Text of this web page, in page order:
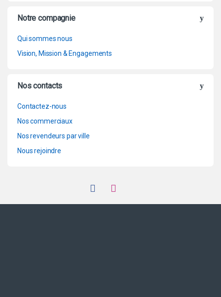
Notre compagnie
Qui sommes nous
Vision, Mission & Engagements
Nos contacts
Contactez-nous
Nos commerciaux
Nos revendeurs par ville
Nous rejoindre